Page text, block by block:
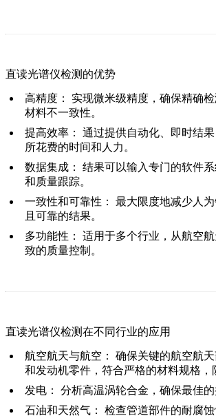
直读光谱仪检测的优势
高精度：
实现微米级精度，确保精确
材料不一致性。
提高效率：
通过提供自动化、即时结
所花费的时间和人力。
数据集成：
结果可以输入专门的软件
和质量跟踪。
一致性和可靠性：
最大限度地减少人
且可靠的结果。
多功能性：
适用于多个行业，从航空
致的质量控制。
直读光谱仪检测在不同行业的应用
航空航天与航空 ：
确保关键的航空航
和发动机零件，符合严格的材料规格，
发电 ：
分析高温涡轮合金，确保最佳的
石油和天然气 ： 检查管道部件的耐腐